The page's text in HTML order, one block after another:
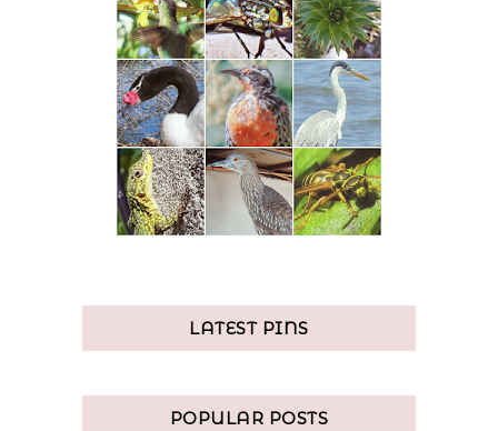
LATEST PINS
POPULAR POSTS